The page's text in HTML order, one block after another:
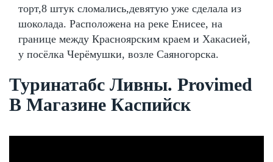
торт,8 штук сломались,девятую уже сделала из
шоколада. Расположена на реке Енисее, на
границе между Красноярским краем и Хакасией,
у посёлка Черёмушки, возле Саяногорска.
Туринатабс Ливны. Provimed
В Магазине Каспийск